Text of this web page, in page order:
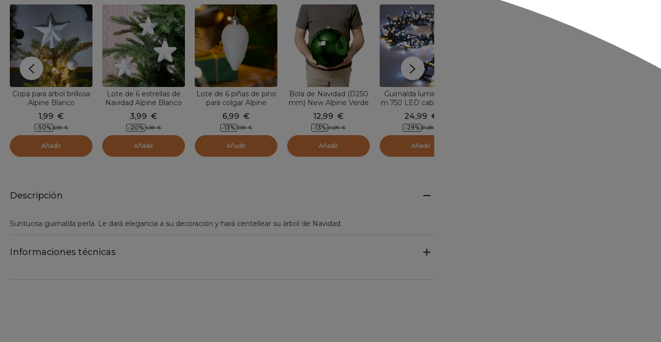
Copa para árbol brillosa
Alpine Blanco
1,99 €
-50% 3,99 €
Añadir
Lote de 6 estrellas de
Navidad Alpine Blanco
3,99 €
-20% 4,99 €
Añadir
Lote de 6 piñas de pino
para colgar Alpine
Blanco
6,99 €
-13% 7,99 €
Añadir
Bola de Navidad (D250
mm) New Alpine Verde
12,99 €
-13% 14,99 €
Añadir
Guirnalda luminosa 16
m 750 LED cable verde
Lujo Bicolor Blanco
cálido y frío
24,99 €
-29% 34,99
Añadir
Descripción
Suntuosa guirnalda perla. Le dará elegancia a su decoración y hará centellear su árbol de Navidad.
Informaciones técnicas